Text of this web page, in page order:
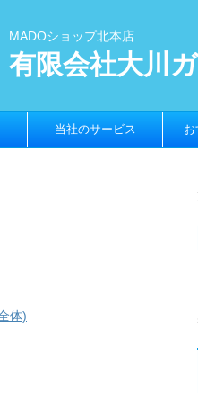
MADOショップ北本店
有限会社大川
当社のサービス
体)